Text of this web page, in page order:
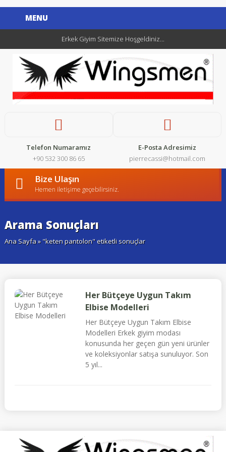
MENU
Erkek Giyim Sitemize Hoşgeldiniz...
Telefon Numaramız
+90 532 300 86 65
E-Posta Adresimiz
pierrecassi@hotmail.com
Bize Ulaşın
Hemen iletişime geçebilirsiniz.
Arama Sonuçları
Ana Sayfa» "keten pantolon" etiketli sonuçlar
Her Bütçeye Uygun Takım
Elbise Modelleri
Her Bütçeye Uygun Takım Elbise
Modelleri Erkek giyim modası
konusunda her geçen gün yeni ürünler
ve koleksiyonlar satışa sunuluyor. Son
5 yıl...